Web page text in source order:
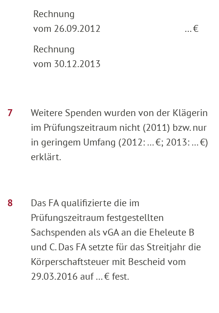
Rechnung
vom 26.09.2012
... €
Rechnung
vom 30.12.2013
Weitere Spenden wurden von der Klägerin
im Prüfungszeitraum nicht (2011) bzw. nur
in geringem Umfang (2012: ... €; 2013: ... €)
erklärt.
Das FA qualifizierte die im
Prüfungszeitraum festgestellten
Sachspenden als vGA an die Eheleute B
und C. Das FA setzte für das Streitjahr die
Körperschaftsteuer mit Bescheid vom
29.03.2016 auf ... € fest.